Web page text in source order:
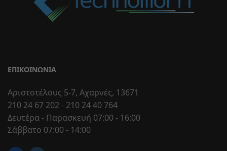
ΕΠΙΚΟΙΝΩΝΊΑ
Αριστοτέλους 5-7, Αχαρνές, 13671
210 24 67 202 - 210 24 40 764
Δευτέρα - Παρασκευή 07:00 - 16:00
Σάββατο 07:00 - 14:00